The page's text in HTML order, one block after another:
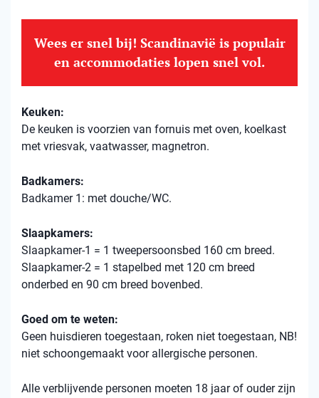
Wees er snel bij! Scandinavië is populair
en accommodaties lopen snel vol.
Keuken:
De keuken is voorzien van fornuis met oven, koelkast
met vriesvak, vaatwasser, magnetron.
Badkamers:
Badkamer 1: met douche/WC.
Slaapkamers:
Slaapkamer-1 = 1 tweepersoonsbed 160 cm breed.
Slaapkamer-2 = 1 stapelbed met 120 cm breed
onderbed en 90 cm breed bovenbed.
Goed om te weten:
Geen huisdieren toegestaan, roken niet toegestaan, NB!
niet schoongemaakt voor allergische personen.
Alle verblijvende personen moeten 18 jaar of ouder zijn